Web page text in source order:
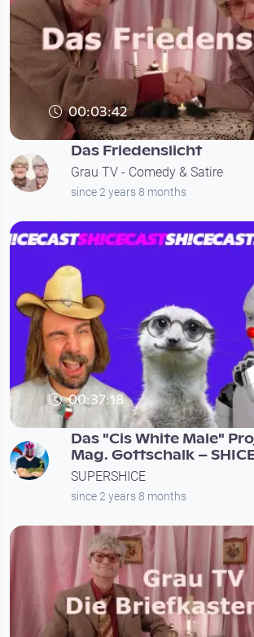
00:03:42
Das Friedenslicht
Grau TV - Comedy & Satire
since 2 years 8 months
00:37:18
Das "Cis White Male"
Mag. Gottschalk –
SUPERSHICE
since 2 years 8 months